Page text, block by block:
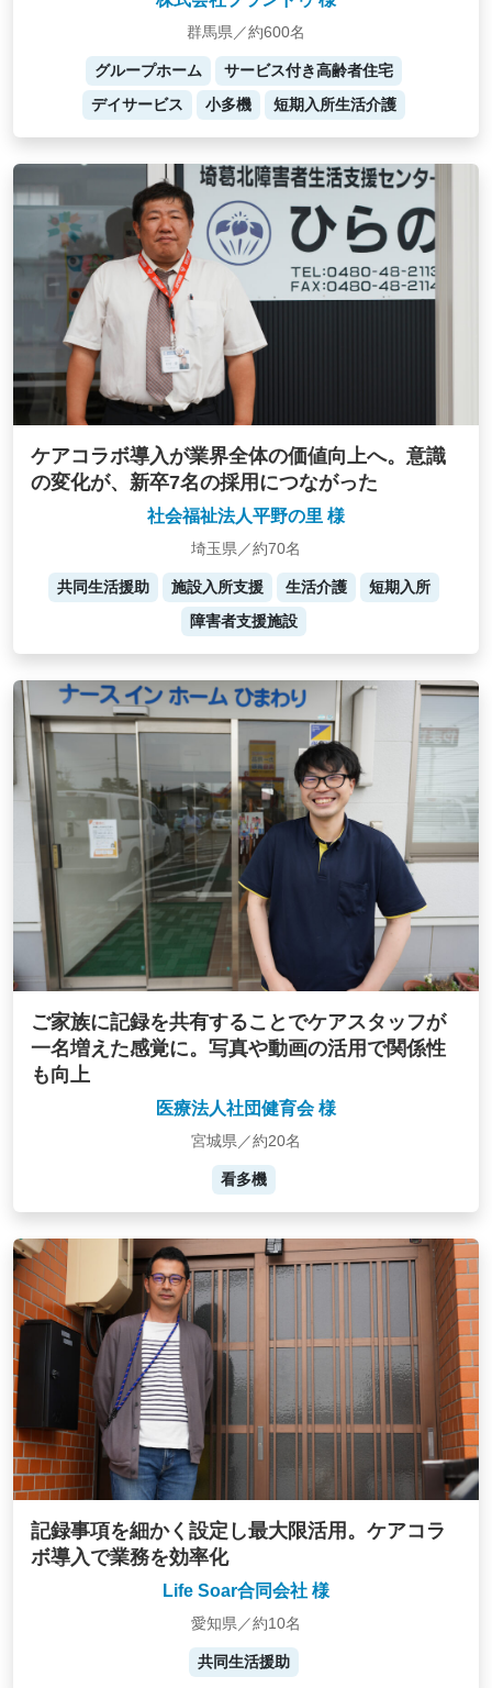
群馬県／約600名
グループホーム
サービス付き高齢者住宅
デイサービス
小多機 短期入所生活介護
ケアコラボ導入が業界全体の価値向上へ。意識
の変化が、新卒7名の採用につながった
社会福祉法人平野の里 様
埼玉県／約70名
共同生活援助 施設入所支援 生活介護
短期入所
障害者支援施設
ご家族に記録を共有することでケアスタッフが
一名増えた感覚に。写真や動画の活用で関係性
も向上
医療法人社団健育会 様
宮城県／約20名
看多機
記録事項を細かく設定し最大限活用。ケアコラ
ボ導入で業務を効率化
Life Soar合同会社 様
愛知県／約10名
共同生活援助